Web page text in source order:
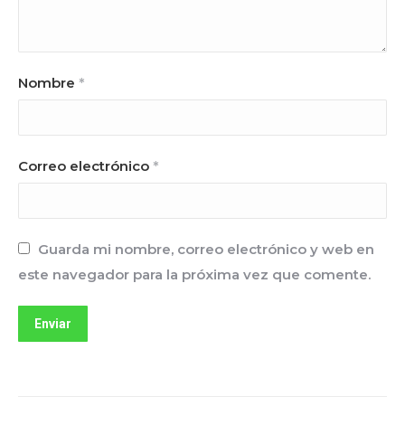
Nombre *
Correo electrónico *
Guarda mi nombre, correo electrónico y web en
este navegador para la próxima vez que comente.